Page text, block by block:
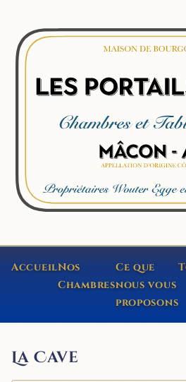
AccueilNos
Chambres
Ce que
nous vous
proposons
La Cave